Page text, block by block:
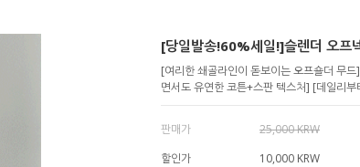
[당일발송!60%세일!]슬렌더 오
[여리한 쇄골라인이 돋보이는 오프숄더 무
면서도 유연한 코튼+스판 텍스처] [데일리
판매가
25,000 KRW
할인가
10,000 KRW